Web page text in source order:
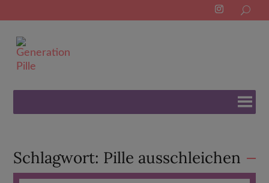
for:
Schlagwort: Pille ausschleichen